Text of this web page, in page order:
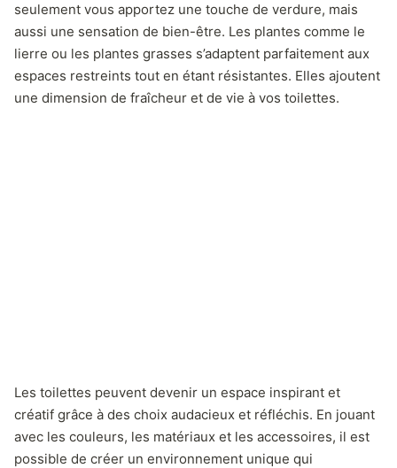
seulement vous apportez une touche de verdure, mais
aussi une sensation de bien-être. Les plantes comme le
lierre ou les plantes grasses s’adaptent parfaitement aux
espaces restreints tout en étant résistantes. Elles ajoutent
une dimension de fraîcheur et de vie à vos toilettes.
Les toilettes peuvent devenir un espace inspirant et
créatif grâce à des choix audacieux et réfléchis. En jouant
avec les couleurs, les matériaux et les accessoires, il est
possible de créer un environnement unique qui